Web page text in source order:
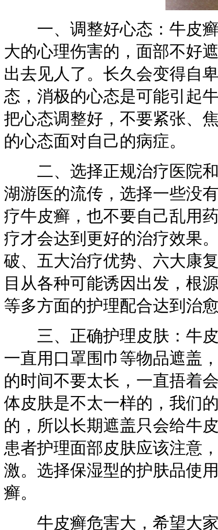
一、调整好心态：牛皮癣
大的心理伤害的，面部不好
出去见人了。长久会变得自
态，消极的心态是可能引起
把心态调整好，不要紧张、
的心态面对自己的病症。
二、选择正规治疗医院和
湖游医的流传，选择一些没
疗牛皮癣，也不要自己乱用
疗才会达到更好的治疗效果
破、五大治疗优势、六大康
目从各种可能诱因出发，根
等多方面的护理配合达到治
三、正确护理皮肤：牛皮
一直用口罩围巾等物品遮盖
的时间不要太长，一直捂着
体皮肤是不太一样的，我们
的，所以长期遮盖只会给牛
患者护理面部皮肤应该注意
激。选择保湿型的护肤品使
癣。
牛皮癣危害大，希望大家